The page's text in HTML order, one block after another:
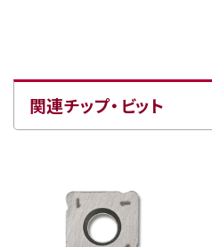
関連チップ・ビット